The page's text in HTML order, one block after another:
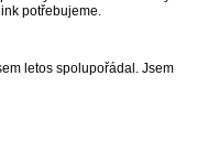
potřebujeme.
letos spolupořádal. Jsem